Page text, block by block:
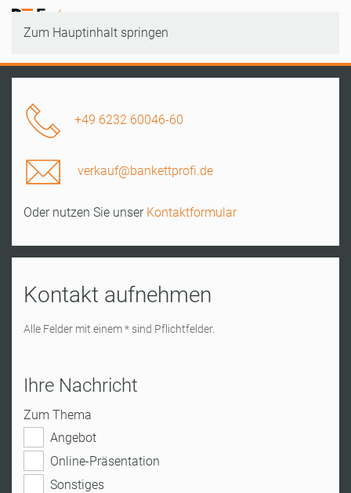
Zum Hauptinhalt springen
+49 6232 60046-60
verkauf@bankettprofi.de
Oder nutzen Sie unser Kontaktformular
Kontakt aufnehmen
Alle Felder mit einem * sind Pflichtfelder.